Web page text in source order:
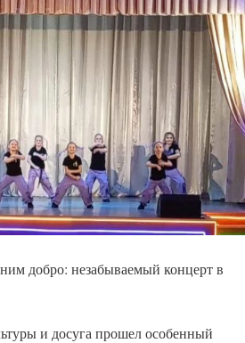
добро: незабываемый концерт в
и досуга прошел особенный